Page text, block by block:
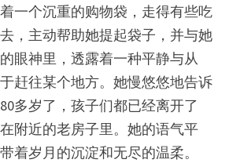
一个沉重的购物袋，走得有些吃
，主动帮助她提起袋子，并与她
眼神里，透露着一种平静与从
赶往某个地方。她慢悠悠地告诉
多岁了，孩子们都已经离开了
附近的老房子里。她的语气平
着岁月的沉淀和无尽的温柔。